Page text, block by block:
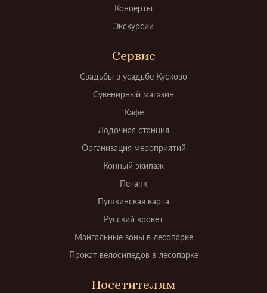
Концерты
Экскурсии
Сервис
Свадьбы в усадьбе Кусково
Сувенирный магазин
Кафе
Лодочная станция
Организация мероприятий
Конный экипаж
Петанк
Пушкинская карта
Русский крокет
Мангальные зоны в лесопарке
Прокат велосипедов в лесопарке
Посетителям